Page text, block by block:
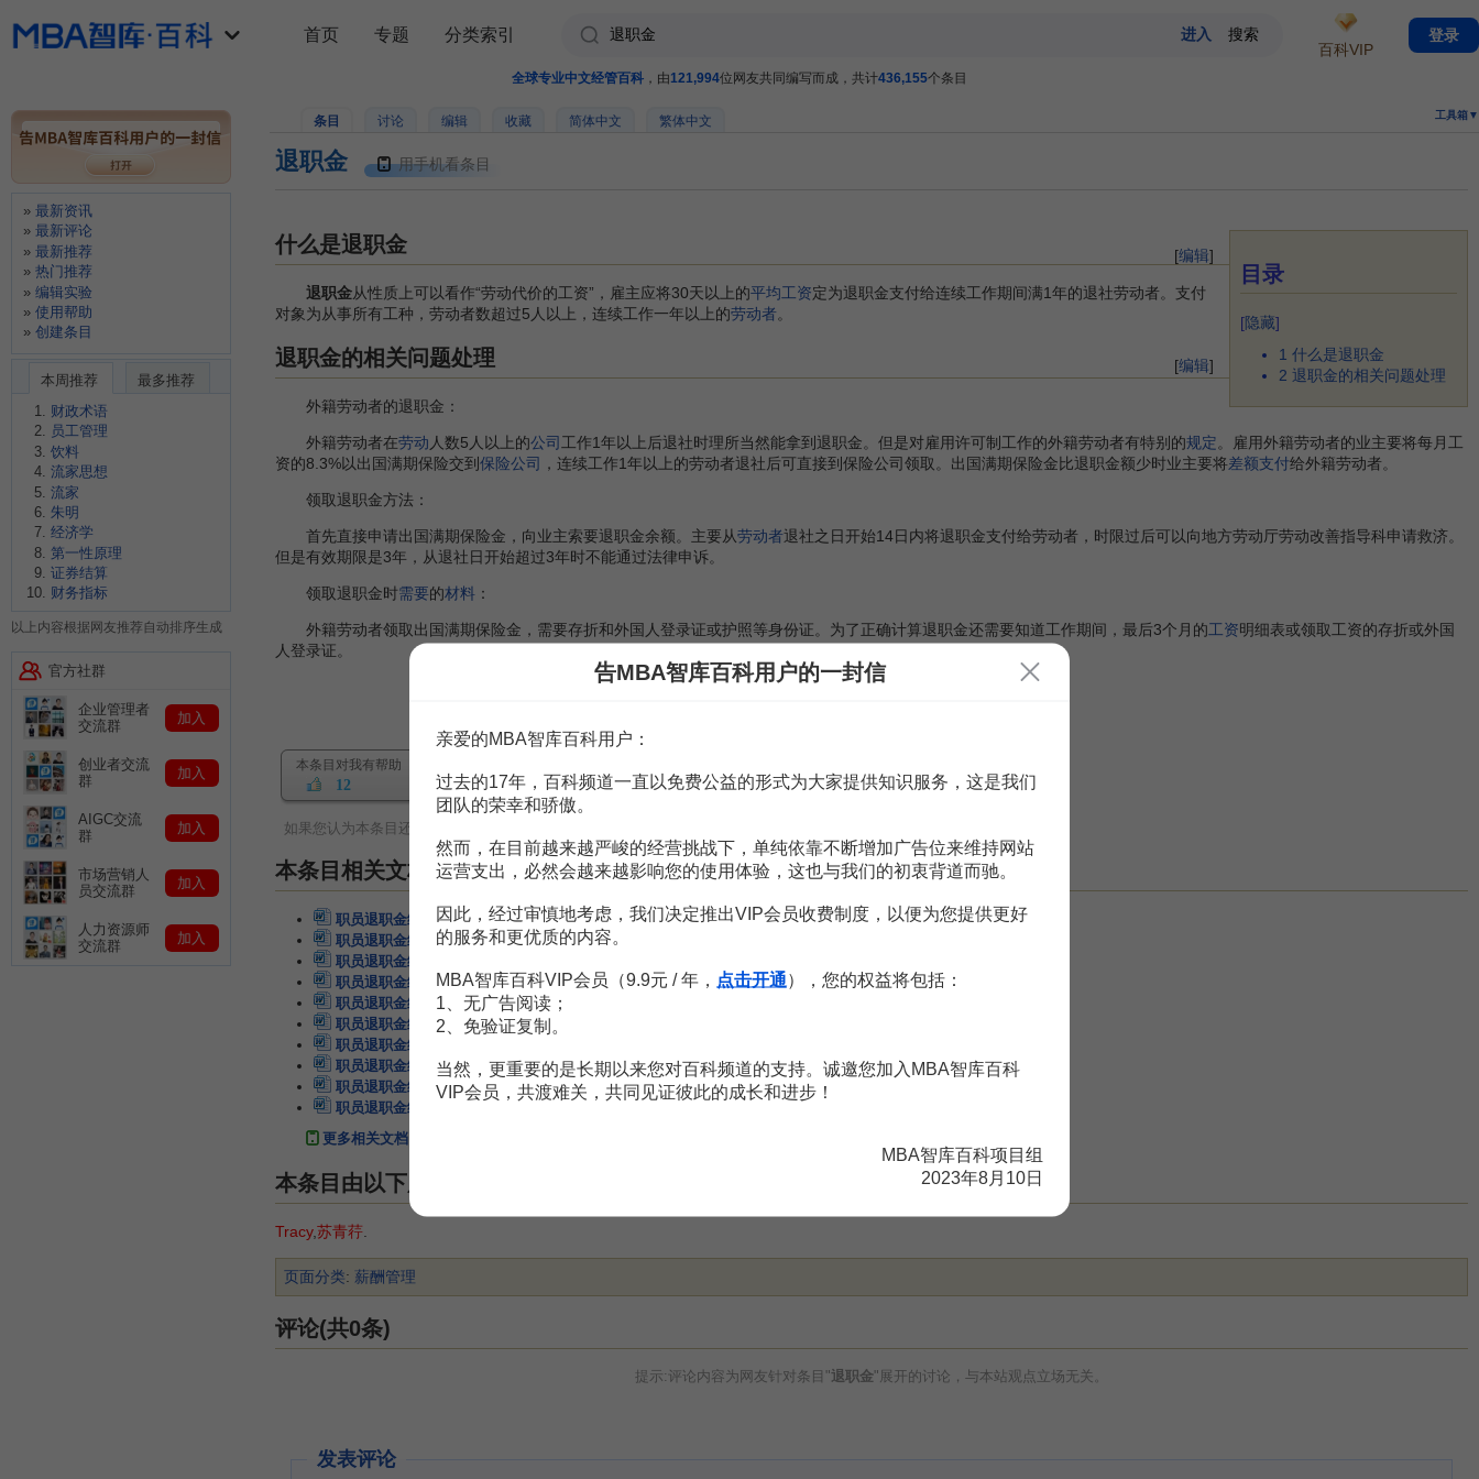
全球专业中文经管百科 ，由121,994位网友共同编写而成，共计436,155个条目
条目 讨论 编辑 收藏 简体中文 繁体中文 工具箱▼
退职金 用手机看条目
目录
[隐藏]
1 什么是退职金
2 退职金的相关问题处理
[编辑]
什么是退职金
退职金从性质上可以看作“劳动代价的工资”，雇主应将30天以上的平均工资定为退职金支付给连续工作期间满1年的退社劳动者。支付
对象为从事所有工种，劳动者数超过5人以上，连续工作一年以上的劳动者。
[编辑]
退职金的相关问题处理
外籍劳动者的退职金：
外籍劳动者在劳动 人数5人以上的公司 工作1年以上后退社时理所当然能拿到退职金。但是对雇用许可制工作的外籍劳动者有特别的规定。雇用外籍劳动者的业主要将每月工
资的8.3%以出国满期保险交到 保险公司 ，连续工作1年以上的劳动者退社后可直接到保险公司领取。出国满期保险金比退职金额少时业主要将差额支付给外籍劳动者。
领取退职金方法：
首先直接申请出国满期保险金，向业主索要退职金余额。主要从劳动者退社之日开始14日内将退职金支付给劳动者，时限过后可以向地方劳动厅劳动改善指导科申请救济。
但是有效期限是3年，从退社日开始超过3年时不能通过法律申诉。
领取退职金时需要的材料 ：
外籍劳动者领取出国满期保险金，需要存折和外国人登录证或护照等身份证。为了正确计算退职金还需要知道工作期间，最后3个月的工资明细表或领取工资的存折或外国
人登录证。
本条目对我有帮助
12 赏 MBA智库APP
如果您认为本条目还有待完善，需要补充新内容或修改错误内容，请
本条目相关文档
职员退职金给付规则 4页
职员退职金给付规则 4页
职员退职金给付规则
职员退职金给付规定 2页
职员退职金给付规则 5页
职员退职金给付规则
3页
职员退职金给付规则
职员退职金给付规则 2页
职员退职金给付规则 3页
职员退职金给付规则
更多相关文档
本条目由以下用户参与贡献
Tracy,苏青荇
页面分类: 薪酬管理
评论(共0条)
提示:评论内容为网友针对条目"退职金"展开的讨论，与本站观点立场无关。
发表评论
首页 专题 分类索引
百科VIP
登录
最新资讯
最新评论
最新推荐
热门推荐
编辑实验
使用帮助
创建条目
本周推荐
最多推荐
财政术语
员工管理
饮料
流家思想
流家
朱明
经济学
第一性原理
证券结算
财务指标
以上内容根据网友推荐自动排序生成
官方社群
企业管理者
交流群
加入
创业者交流
群
加入
AIGC交流
群
加入
市场营销人
员交流群
加入
人力资源师
交流群
加入
告MBA智库百科用户的一封信
亲爱的MBA智库百科用户：
过去的17年，百科频道一直以免费公益的形式为大家提供知识服务，这是我们
团队的荣幸和骄傲。
然而，在目前越来越严峻的经营挑战下，单纯依靠不断增加广告位来维持网站
运营支出，必然会越来越影响您的使用体验，这也与我们的初衷背道而驰。
因此，经过审慎地考虑，我们决定推出VIP会员收费制度，以便为您提供更好
的服务和更优质的内容。
MBA智库百科VIP会员（9.9元 / 年， 点击开通），您的权益将包括：
1、无广告阅读；
2、免验证复制。
当然，更重要的是长期以来您对百科频道的支持。诚邀您加入MBA智库百科
VIP会员，共渡难关，共同见证彼此的成长和进步！
MBA智库百科项目组
2023年8月10日